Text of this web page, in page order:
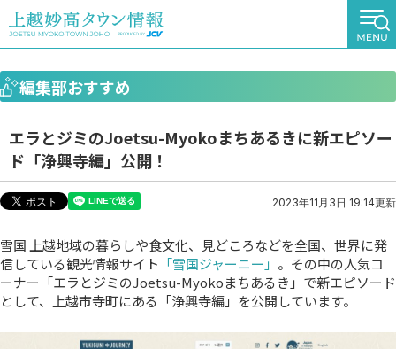
編集部おすすめ
エラとジミのJoetsu-Myokoまちあるきに新エピソー
ド「浄興寺編」公開！
2023年11月3日 19:14更新
雪国 上越地域の暮らしや食文化、見どころなどを全国、世界に発
信している観光情報サイト 「雪国ジャーニー」 。その中の人気コ
ーナー「エラとジミのJoetsu-Myokoまちあるき」で新エピソード
として、上越市寺町にある「浄興寺編」を公開しています。